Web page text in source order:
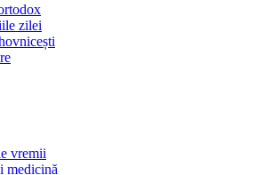
zilei
vremii
medicină